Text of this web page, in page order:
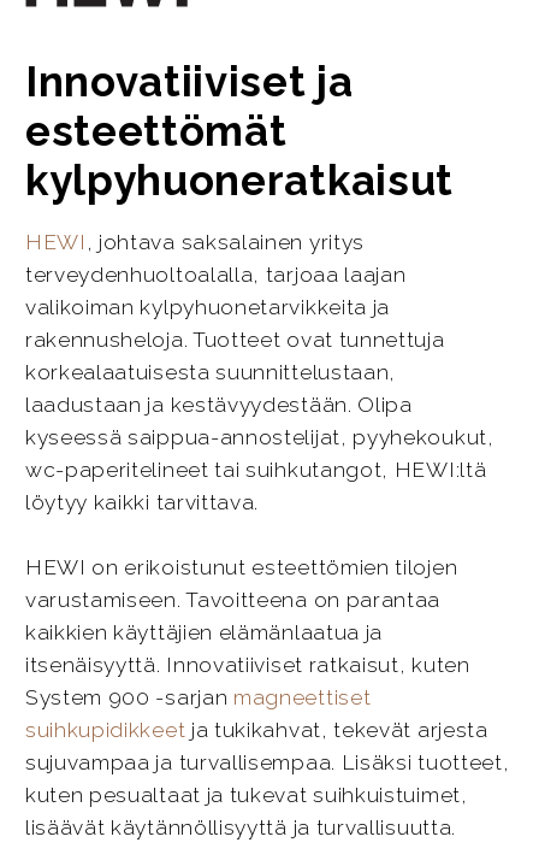
Innovatiiviset ja
esteettömät
kylpyhuoneratkaisut
HEWI , johtava saksalainen yritys
terveydenhuoltoalalla, tarjoaa laajan
valikoiman kylpyhuonetarvikkeita ja
rakennusheloja. Tuotteet ovat tunnettuja
korkealaatuisesta suunnittelustaan,
laadustaan ja kestävyydestään. Olipa
kyseessä saippua-annostelijat, pyyhekoukut,
wc-paperitelineet tai suihkutangot, HEWI:ltä
löytyy kaikki tarvittava.
HEWI on erikoistunut esteettömien tilojen
varustamiseen. Tavoitteena on parantaa
kaikkien käyttäjien elämänlaatua ja
itsenäisyyttä. Innovatiiviset ratkaisut, kuten
System 900 -sarjan magneettiset
suihkupidikkeet ja tukikahvat, tekevät arjesta
sujuvampaa ja turvallisempaa. Lisäksi tuotteet,
kuten pesualtaat ja tukevat suihkuistuimet,
lisäävät käytännöllisyyttä ja turvallisuutta.